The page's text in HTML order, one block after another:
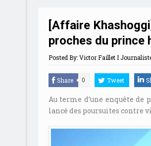
[Affaire
proches du prince
Posted By:Victor Faillet I
Share 0 Tweet
Au terme d’une enquête
lancé des poursuites contre